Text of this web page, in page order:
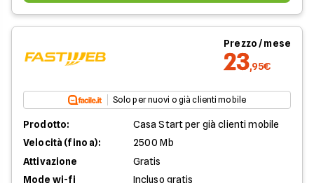
Prezzo / mese
23,95€
Solo per nuovi o già clienti mobile
Prodotto:
Casa Start per già clienti mobile
Velocità (fino a):
2500 Mb
Attivazione
Gratis
Mode wi-fi
Incluso gratis